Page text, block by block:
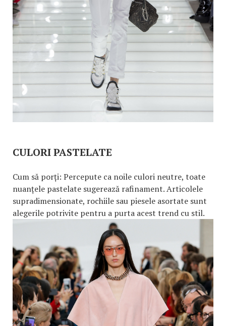
CULORI PASTELATE
Cum să porți: Percepute ca noile culori neutre, toate
nuanțele pastelate sugerează rafinament. Articolele
supradimensionate, rochiile sau piesele asortate sunt
alegerile potrivite pentru a purta acest trend cu stil.